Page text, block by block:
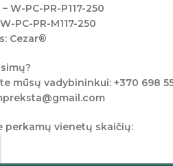
W-PC-PR-P117-250
PC-PR-M117-250
Cezar®
mūsų vadybininkui: +370 698
perkamų vienetų skaičių: